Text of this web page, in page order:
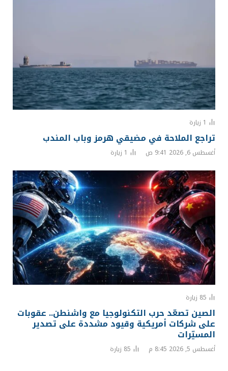
1 زيارة
تراجع الملاحة في مضيقي هرمز وباب المندب
أغسطس 6, 2026 9:41 ص 1 زيارة
85 زيارة
الصين تصعّد حرب التكنولوجيا مع واشنطن.. عقوبات
على شركات أمريكية وقيود مشددة على تصدير
المسيّرات
أغسطس 5, 2026 8:45 م 85 زيارة